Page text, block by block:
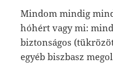
Mindom mindig
hóhért vagy mi:
biztonságos
egyéb biszbasz